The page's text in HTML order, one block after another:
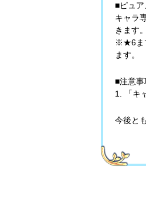
■ピュ
キャラ
きます。
※★6ま
ます。
■注意事
1. 「キ
今後と